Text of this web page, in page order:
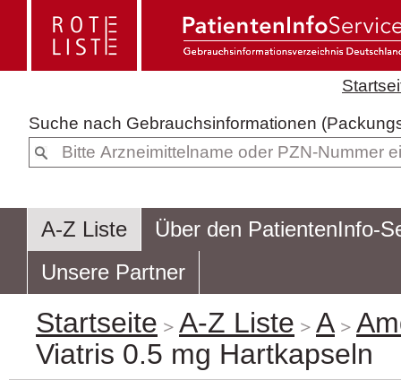
Suche nach
A-Z Liste
Über den PatientenInfo-
Unsere Partner
Startseite A-Z Liste A
Viatris 0.5 mg Hartkapseln